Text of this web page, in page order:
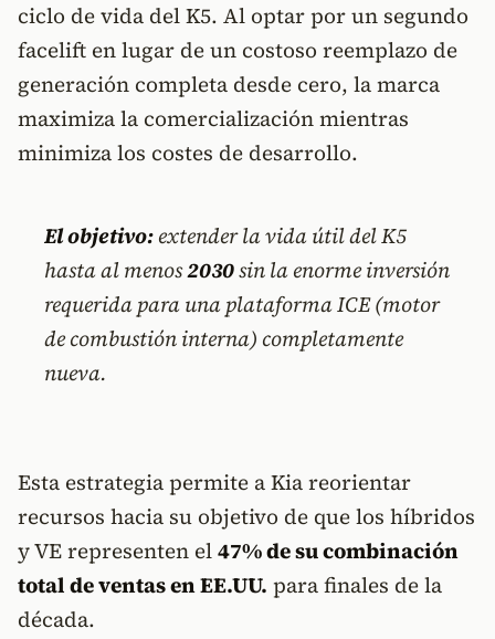
ciclo de vida del K5. Al optar por un segundo
facelift en lugar de un costoso reemplazo de
generación completa desde cero, la marca
maximiza la comercialización mientras
minimiza los costes de desarrollo.
El objetivo:extender la vida útil del K5
hasta al menos2030sin la enorme inversión
requerida para una plataforma ICE (motor
de combustión interna) completamente
nueva.
Esta estrategia permite a Kia reorientar
recursos hacia su objetivo de que los híbridos
y VE representen el47% de su combinación
total de ventas en EE.UU. para finales de la
década.